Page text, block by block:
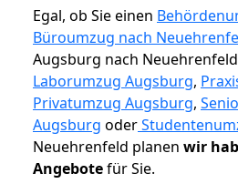
Egal, ob Sie einen
Büroumzug nach
Augsburg nach
Laborumzug Augsburg,
Privatumzug Augsburg,
Augsburg oder
Neuehrenfeld planen wir
Angebotefür Sie.